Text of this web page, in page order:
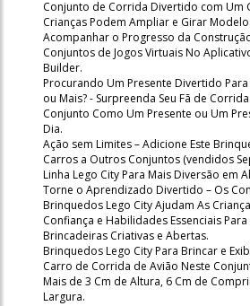
Conjunto de Corrida Divertido com Um
Crianças Podem Ampliar e Girar
Acompanhar o Progresso da
Conjuntos de Jogos Virtuais No
Builder.
Procurando Um Presente Divertido
ou Mais? - Surpreenda Seu Fã de
Conjunto Como Um Presente ou Um
Dia.
Ação sem Limites – Adicione Este
Carros a Outros Conjuntos (vendidos
Linha Lego City Para Mais Diversão em
Torne o Aprendizado Divertido – Os
Brinquedos Lego City Ajudam As
Confiança e Habilidades Essenciais
Brincadeiras Criativas e Abertas.
Brinquedos Lego City Para Brincar e
Carro de Corrida de Avião Neste
Mais de 3 Cm de Altura, 6 Cm de
Largura.